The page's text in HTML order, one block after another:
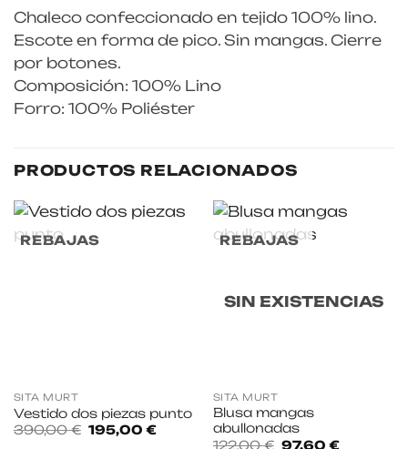
Chaleco confeccionado en tejido 100% lino.
Escote en forma de pico. Sin mangas. Cierre
por botones.
Composición: 100% Lino
Forro: 100% Poliéster
PRODUCTOS RELACIONADOS
REBAJAS
SITA MURT
Vestido dos piezas punto
390,00€ El
precio
195,00 €El
REBAJAS
SIN EXISTENCIAS
SITA MURT
Blusa mangas
abullonadas
122,00€ El
97,60 €El